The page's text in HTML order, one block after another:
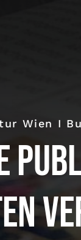
Wien I